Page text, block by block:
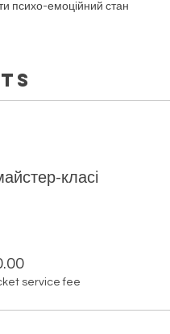
психо-емоційний стан
класі
service fee